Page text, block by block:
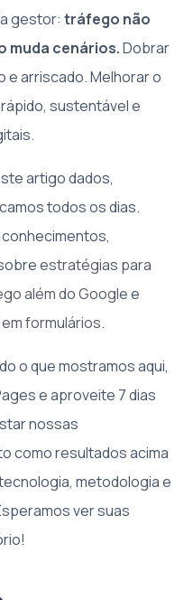
gestor: tráfego não
muda cenários.Dobrar
e arriscado. Melhorar o
sustentável e
artigo dados,
todos os dias.
conhecimentos,
estratégias para
além do Googlee
formulários.
o que mostramos aqui,
e aproveite 7 dias
nossas
como resultados acima
metodologia e
ver suas